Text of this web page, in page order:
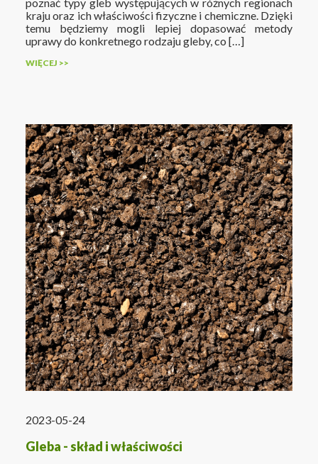
kraju oraz ich właściwości fizyczne i chemiczne. Dzięki
temu będziemy mogli lepiej dopasować metody
uprawy do konkretnego rodzaju gleby, co […]
WIĘCEJ >>
2023-05-24
Gleba - skład i właściwości